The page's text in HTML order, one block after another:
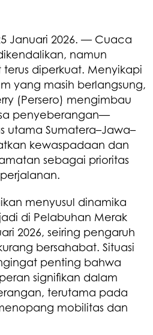
Januari 2026. — Cuaca
namun
diperkuat. Menyikapi
yang masih berlangsung,
(Persero) mengimbau
penyeberangan—
utama Sumatera–Jawa–
kewaspadaan dan
sebagai prioritas
menyusul dinamika
di Pelabuhan Merak
2026, seiring pengaruh
bersahabat. Situasi
penting bahwa
signifikan dalam
terutama pada
mobilitas dan